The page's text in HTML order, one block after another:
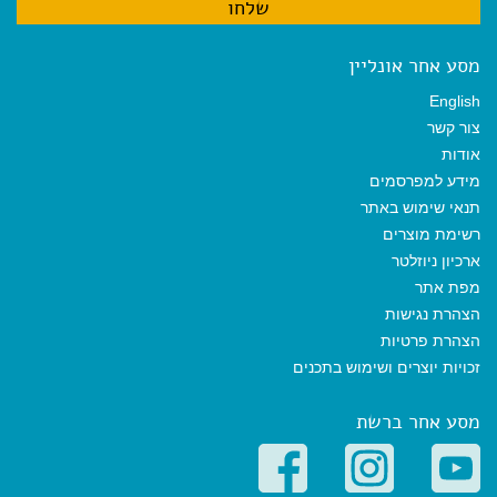
מסע אחר אונליין
English
צור קשר
אודות
מידע למפרסמים
תנאי שימוש באתר
רשימת מוצרים
ארכיון ניוזלטר
מפת אתר
הצהרת נגישות
הצהרת פרטיות
זכויות יוצרים ושימוש בתכנים
מסע אחר ברשת